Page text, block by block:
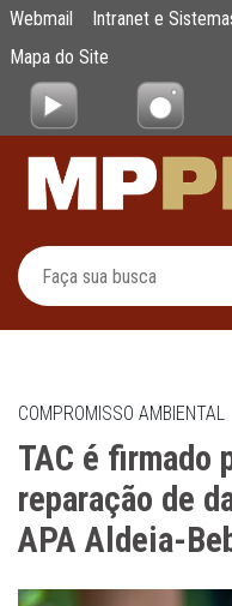
Pular para o Conteúdo
TAC é firmado
Webmail Intranet e
Mapa do Site
COMPROMISSO AMBIENTAL
TAC é firmado
reparação de
APA Aldeia-